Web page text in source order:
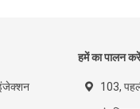
इंजेक्शन
हमें का पालन करें
103,